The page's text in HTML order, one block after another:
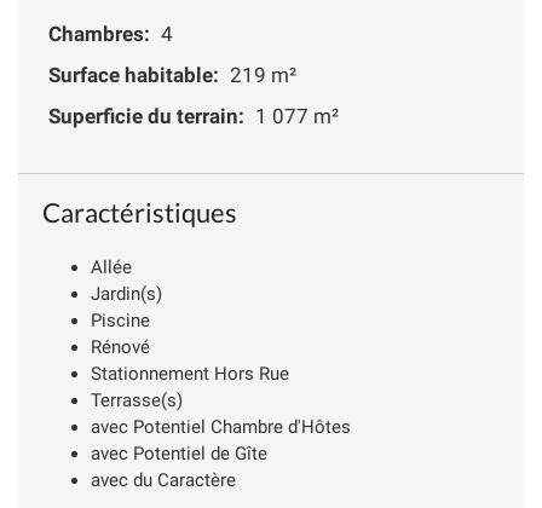
Chambres: 4
Surface habitable: 219 m²
Superficie du terrain: 1 077 m²
Caractéristiques
Allée
Jardin(s)
Piscine
Rénové
Stationnement Hors Rue
Terrasse(s)
avec Potentiel Chambre d'Hôtes
avec Potentiel de Gîte
avec du Caractère